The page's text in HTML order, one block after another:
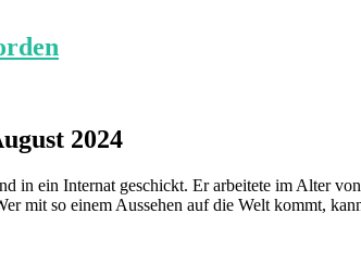
2024
in ein Internat geschickt. Er arbeitete im Alter
mit so einem Aussehen auf die Welt kommt,